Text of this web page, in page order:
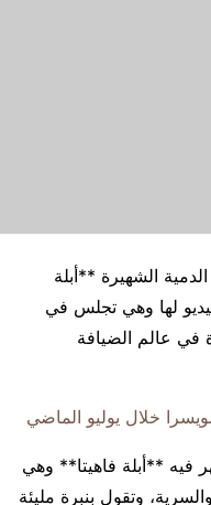
الشهيرة **أبلة
لها وهي تجلس في
في عالم الضيافة
خلال يوليو الماضي
فيه **أبلة فاهيتا** وهي
وتقول بنبرة مليئة